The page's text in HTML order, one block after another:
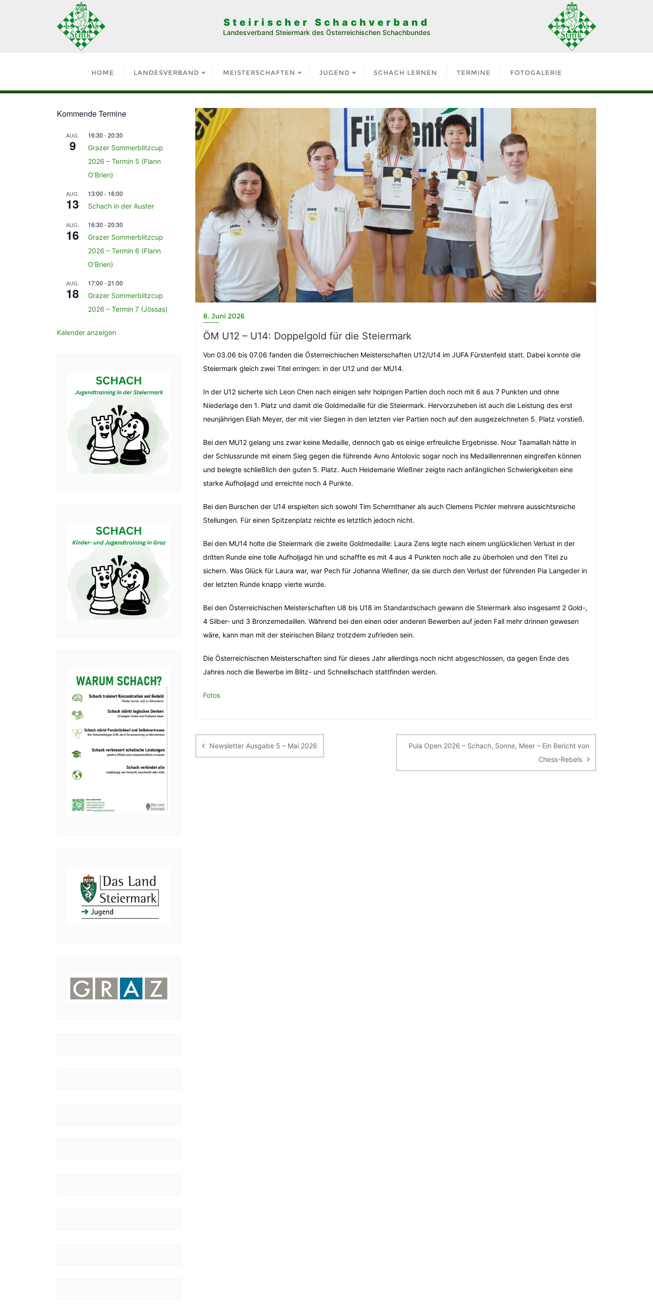
Steirischer Schachverband
Landesverband Steiermark des Österreichischen Schachbundes
HOME LANDESVERBAND MEISTERSCHAFTEN JUGEND SCHACH LERNEN TERMINE FOTOGALERIE
8. Juni 2026
ÖM U12 – U14: Doppelgold für die Steiermark
Von 03.06 bis 07.06 fanden die Österreichischen Meisterschaften U12/U14 im JUFA Fürstenfeld statt. Dabei konnte die
Steiermark gleich zwei Titel erringen: in der U12 und der MU14.
In der U12 sicherte sich Leon Chen nach einigen sehr holprigen Partien doch noch mit 6 aus 7 Punkten und ohne
Niederlage den 1. Platz und damit die Goldmedaille für die Steiermark. Hervorzuheben ist auch die Leistung des erst
neunjährigen Eliah Meyer, der mit vier Siegen in den letzten vier Partien noch auf den ausgezeichneten 5. Platz vorstieß.
Bei den MU12 gelang uns zwar keine Medaille, dennoch gab es einige erfreuliche Ergebnisse. Nour Taamallah hätte in
der Schlussrunde mit einem Sieg gegen die führende Avno Antolovic sogar noch ins Medaillenrennen eingreifen können
und belegte schließlich den guten 5. Platz. Auch Heidemarie Wießner zeigte nach anfänglichen Schwierigkeiten eine
starke Aufholjagd und erreichte noch 4 Punkte.
Bei den Burschen der U14 erspielten sich sowohl Tim Schernthaner als auch Clemens Pichler mehrere aussichtsreiche
Stellungen. Für einen Spitzenplatz reichte es letztlich jedoch nicht.
Bei den MU14 holte die Steiermark die zweite Goldmedaille: Laura Zens legte nach einem unglücklichen Verlust in der
dritten Runde eine tolle Aufholjagd hin und schaffte es mit 4 aus 4 Punkten noch alle zu überholen und den Titel zu
sichern. Was Glück für Laura war, war Pech für Johanna Wießner, da sie durch den Verlust der führenden Pia Langeder in
der letzten Runde knapp vierte wurde.
Bei den Österreichischen Meisterschaften U8 bis U18 im Standardschach gewann die Steiermark also insgesamt 2 Gold-,
4 Silber- und 3 Bronzemedaillen. Während bei den einen oder anderen Bewerben auf jeden Fall mehr drinnen gewesen
wäre, kann man mit der steirischen Bilanz trotzdem zufrieden sein.
Die Österreichischen Meisterschaften sind für dieses Jahr allerdings noch nicht abgeschlossen, da gegen Ende des
Jahres noch die Bewerbe im Blitz- und Schnellschach stattfinden werden.
Fotos
Newsletter Ausgabe 5 – Mai 2026
Pula Open 2026 – Schach, Sonne, Meer – Ein Bericht von
Chess-Rebels
Kommende Termine
AUG.
9
16:30 -20:30
Grazer Sommerblitzcup
2026 – Termin 5 (Flann
O’Brien)
AUG.
13
13:00 - 16:00
Schach in der Auster
AUG.
16
16:30 -20:30
Grazer Sommerblitzcup
2026 – Termin 6 (Flann
O’Brien)
AUG.
18
17:00 -21:00
Grazer Sommerblitzcup
2026 – Termin 7 (Jössas)
Kalender anzeigen